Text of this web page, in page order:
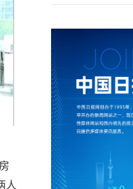
人